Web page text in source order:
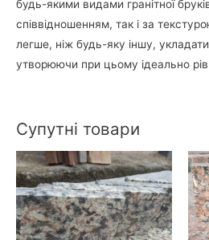
будь-якими видами гранітної
співвідношенням, так і за
легше, ніж будь-яку іншу,
утворюючи при цьому ідеально
Супутні товари